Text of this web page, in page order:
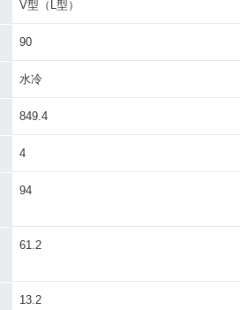
V型（L型）
90
水冷
849.4
4
94
61.2
13.2